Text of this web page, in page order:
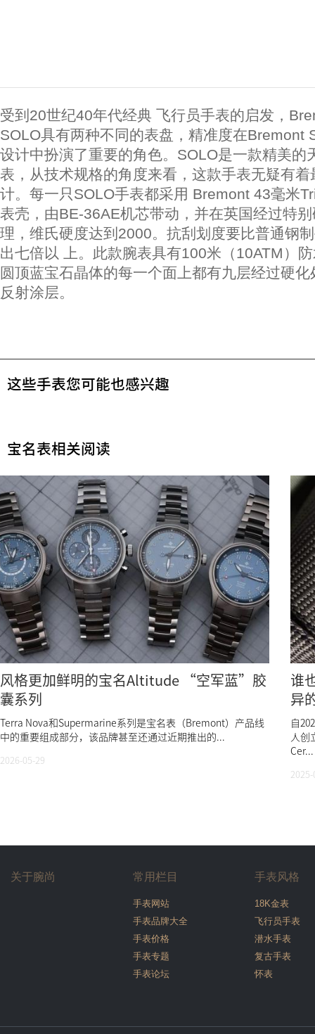
受到20世纪40年代经典 飞行员手表的启发，
SOLO具有两种不同的表盘，精准度在Bremont
设计中扮演了重要的角色。SOLO是一款精美的
表，从技术规格的角度来看，这款手表无疑有着
计。每一只SOLO手表都采用 Bremont 43毫米
表壳，由BE-36AE机芯带动，并在英国经过特
理，维氏硬度达到2000。抗刮划度要比普通钢
出七倍以 上。此款腕表具有100米（10ATM）
圆顶蓝宝石晶体的每一个面上都有九层经过硬化
反射涂层。
这些手表您可能也感兴趣
宝名表相关阅读
风格更加鲜明的宝名Altitude “空军蓝”胶
囊系列
Terra Nova和Supermarine系列是宝名表（Bremont）产品线
中的重要组成部分，该品牌甚至还通过近期推出的...
2026-05-29
谁
异
自
人创
Cer...
关于腕尚 常用栏目
手表网站
手表品牌大全
手表价格
手表专题
手表论坛
手表风格
18K金表
飞行员手表
潜水手表
复古手表
怀表